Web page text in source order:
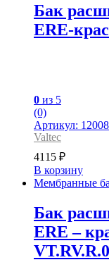
Бак
ЕRE-
0 из 5
(0)
Артикул:
Valtec
4115 ₽
В корзину
Мембранные
Бак
ERE –